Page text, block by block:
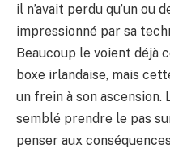
il n’avait perdu qu’un ou
impressionné par sa
Beaucoup le voient déjà
boxe irlandaise, mais
un frein à son ascension.
semblé prendre le pas
penser aux